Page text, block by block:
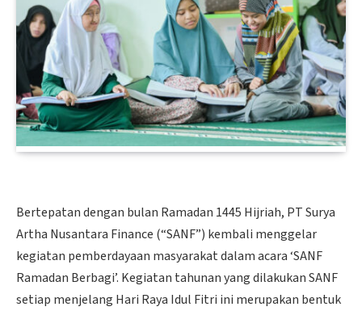
Bertepatan dengan bulan Ramadan 1445 Hijriah, PT Surya
Artha Nusantara Finance (“SANF”) kembali menggelar
kegiatan pemberdayaan masyarakat dalam acara ‘SANF
Ramadan Berbagi’. Kegiatan tahunan yang dilakukan SANF
setiap menjelang Hari Raya Idul Fitri ini merupakan bentuk